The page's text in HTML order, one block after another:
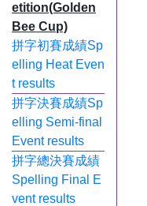
etition(Golden
Bee Cup)
拼字初賽成績Sp
elling Heat Even
t results
拼字決賽成績Sp
elling Semi-final
Event results
拼字總決賽成績
Spelling Final E
vent results